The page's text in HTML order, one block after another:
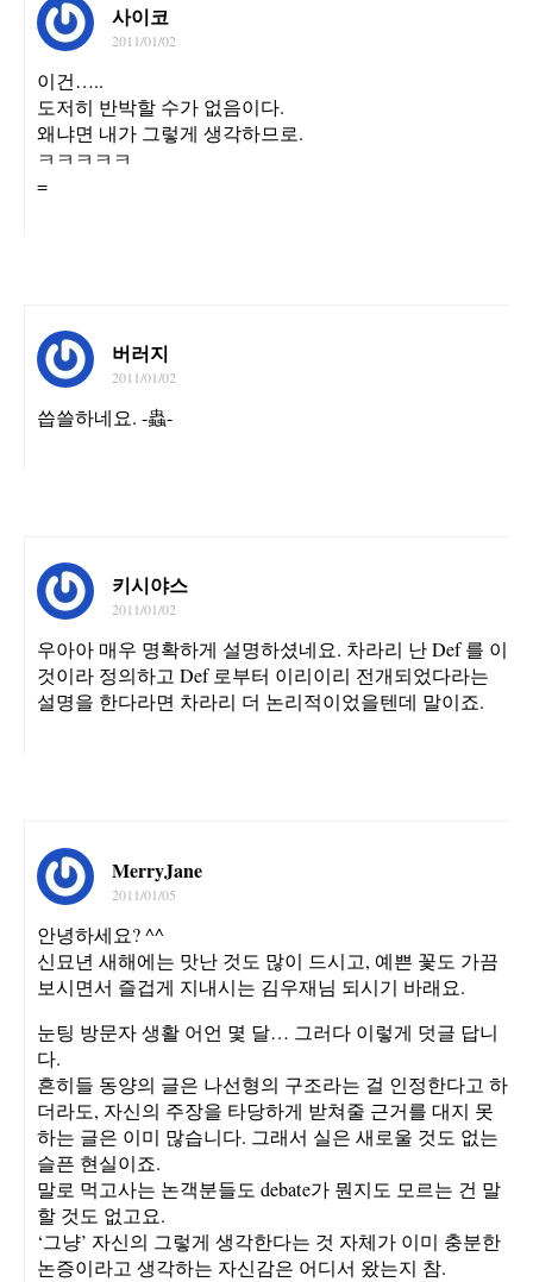
사이코
2011/01/02
이건…..
도저히 반박할 수가 없음이다.
왜냐면 내가 그렇게 생각하므로.
ㅋㅋㅋㅋㅋ
=
버러지
2011/01/02
씁쓸하네요. -蟲-
키시야스
2011/01/02
우아아 매우 명확하게 설명하셨네요. 차라리 난 Def 를 이
것이라 정의하고 Def 로부터 이리이리 전개되었다라는
설명을 한다라면 차라리 더 논리적이었을텐데 말이죠.
MerryJane
2011/01/05
안녕하세요? ^^
신묘년 새해에는 맛난 것도 많이 드시고, 예쁜 꽃도 가끔
보시면서 즐겁게 지내시는 김우재님 되시기 바래요.
눈팅 방문자 생활 어언 몇 달… 그러다 이렇게 덧글 답니
다.
흔히들 동양의 글은 나선형의 구조라는 걸 인정한다고 하
더라도, 자신의 주장을 타당하게 받쳐줄 근거를 대지 못
하는 글은 이미 많습니다. 그래서 실은 새로울 것도 없는
슬픈 현실이죠.
말로 먹고사는 논객분들도 debate가 뭔지도 모르는 건 말
할 것도 없고요.
‘그냥’ 자신의 그렇게 생각한다는 것 자체가 이미 충분한
논증이라고 생각하는 자신감은 어디서 왔는지 참.